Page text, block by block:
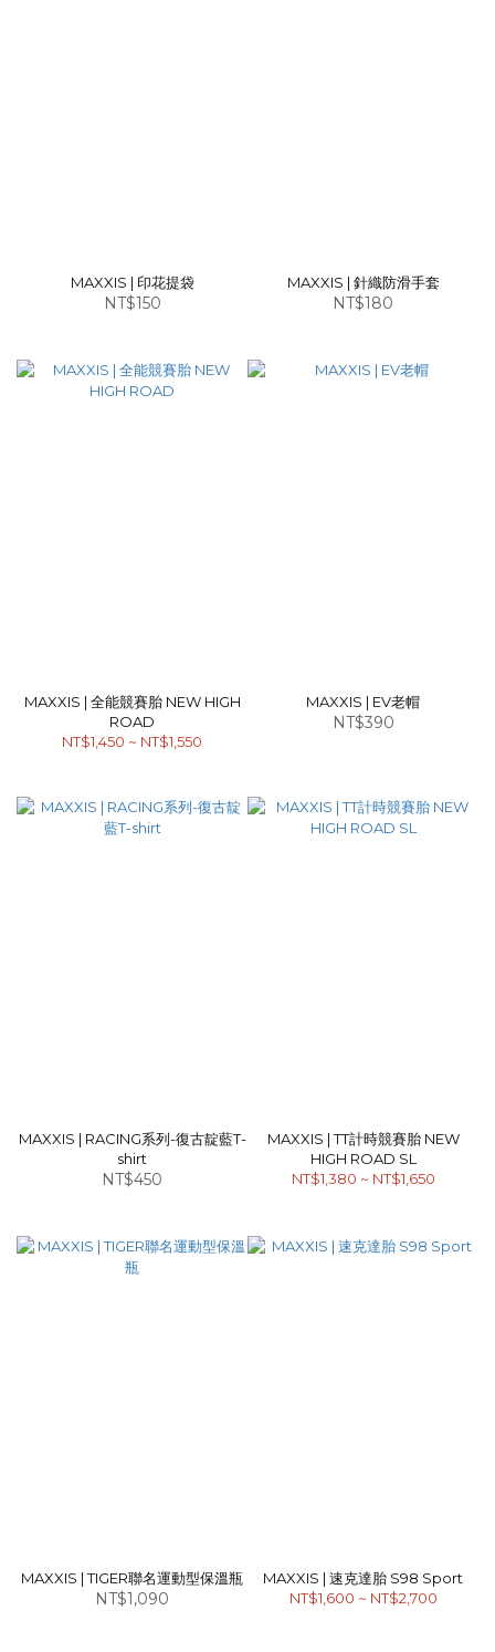
MAXXIS | 印花提袋
NT$150
MAXXIS | 針織防滑手套
NT$180
MAXXIS | 全能競賽胎 NEW HIGH
ROAD
NT$1,450 ~ NT$1,550
MAXXIS | EV老帽
NT$390
MAXXIS | RACING系列-復古靛藍T-
shirt
NT$450
MAXXIS | TT計時競賽胎 NEW
HIGH ROAD SL
NT$1,380 ~ NT$1,650
MAXXIS | TIGER聯名運動型保溫瓶
NT$1,090
MAXXIS | 速克達胎 S98 Sport
NT$1,600 ~ NT$2,700